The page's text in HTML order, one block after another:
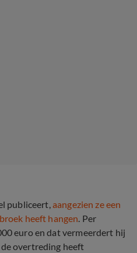
publiceert,aangezien ze een
heeft hangen. Per
euro en dat vermeerdert hij
overtreding heeft